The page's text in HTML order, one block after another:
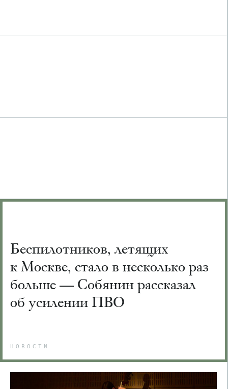
Беспилотников, летящих
к Москве, стало в несколько раз
больше — Собянин рассказал
об усилении ПВО
НОВОСТИ